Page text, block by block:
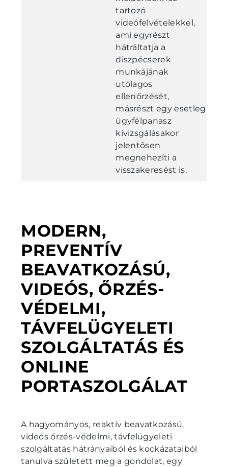
tartozó
videófelvételekkel,
ami egyrészt
hátráltatja a
diszpécserek
munkájának
utólagos
ellenőrzését,
másrészt egy esetleg
ügyfélpanasz
kivizsgálásakor
jelentősen
megnehezíti a
visszakeresést is.
MODERN,
PREVENTÍV
BEAVATKOZÁSÚ,
VIDEÓS, ŐRZÉS-
VÉDELMI,
TÁVFELÜGYELETI
SZOLGÁLTATÁS ÉS
ONLINE
PORTASZOLGÁLAT
A hagyományos, reaktív beavatkozású,
videós őrzés-védelmi, távfelügyeleti
szolgáltatás hátrányaiból és kockázataiból
tanulva született meg a gondolat, egy